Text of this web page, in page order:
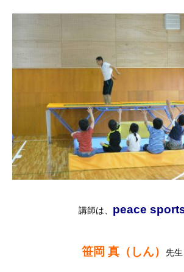
講師は、 peace
笹岡 真（しん） 先生